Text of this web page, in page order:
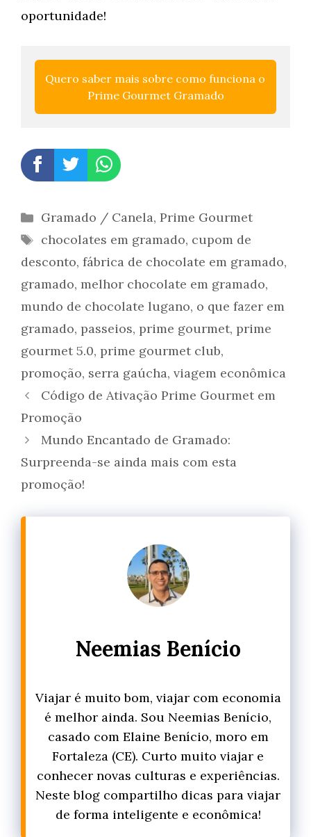
oportunidade!
Quero saber mais sobre como funciona o
Prime Gourmet Gramado
Categorias
Gramado / Canela, Prime Gourmet
Tags
chocolates em gramado, cupom de
desconto, fábrica de chocolate em gramado,
gramado, melhor chocolate em gramado,
mundo de chocolate lugano, o que fazer em
gramado, passeios, prime gourmet, prime
gourmet 5.0, prime gourmet club,
promoção, serra gaúcha, viagem econômica
Código de Ativação Prime Gourmet em
Promoção
Mundo Encantado de Gramado:
Surpreenda-se ainda mais com esta
promoção!
Neemias Benício
Viajar é muito bom, viajar com economia
é melhor ainda. Sou Neemias Benício,
casado com Elaine Benício, moro em
Fortaleza (CE). Curto muito viajar e
conhecer novas culturas e experiências.
Neste blog compartilho dicas para viajar
de forma inteligente e econômica!